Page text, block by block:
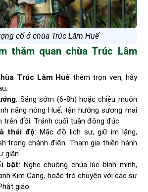
cổ ở chùa Trúc Lâm Huế
thăm quan chùa Trúc Lâm
Trúc Lâm Huế thêm trọn vẹn, hãy
: Sáng sớm (6-8h) hoặc chiều muộn
nắng nóng Huế, tận hưởng sương mai
trên đồi. Tránh cuối tuần đông đúc.
thái độ: Mặc đồ lịch sự, giữ im lặng,
trong chánh điện. Tham gia thiền hành
giãn.
bật: Nghe chuông chùa lúc bình minh,
Kim Cang, hoặc trò chuyện với các sư
giáo.